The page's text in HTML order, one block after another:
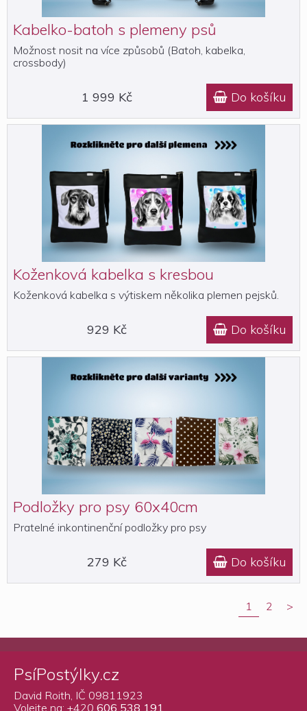
Kabelko-batoh s plemeny psů
Možnost nosit na více způsobů (Batoh, kabelka,
crossbody)
1 999 Kč  Do košíku
Koženková kabelka s kresbou
Koženková kabelka s výtiskem několika plemen pejsků.
929 Kč  Do košíku
Podložky pro psy 60x40cm
Pratelné inkontinenční podložky pro psy
279 Kč  Do košíku
1 2 >
PsíPostýlky.cz
David Roith, IČ 09811923
Volejte na: +420 606 538 191